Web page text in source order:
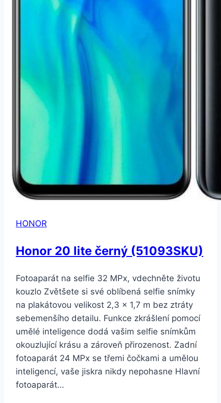
HONOR
Honor 20 lite černý (51093SKU)
Fotoaparát na selfie 32 MPx, vdechněte životu
kouzlo Zvětšete si své oblíbená selfie snímky
na plakátovou velikost 2,3 x 1,7 m bez ztráty
sebemenšího detailu. Funkce zkrášlení pomocí
umělé inteligence dodá vašim selfie snímkům
okouzlující krásu a zároveň přirozenost. Zadní
fotoaparát 24 MPx se třemi čočkami a umělou
inteligencí, vaše jiskra nikdy nepohasne Hlavní
fotoaparát…